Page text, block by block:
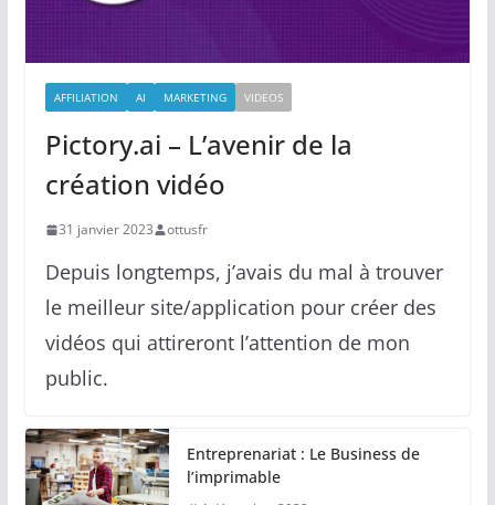
AFFILIATION AI MARKETING VIDEOS
Pictory.ai – L’avenir de la
création vidéo
31 janvier 2023 ottusfr
Depuis longtemps, j’avais du mal à trouver
le meilleur site/application pour créer des
vidéos qui attireront l’attention de mon
public.
Entreprenariat : Le Business de
l’imprimable